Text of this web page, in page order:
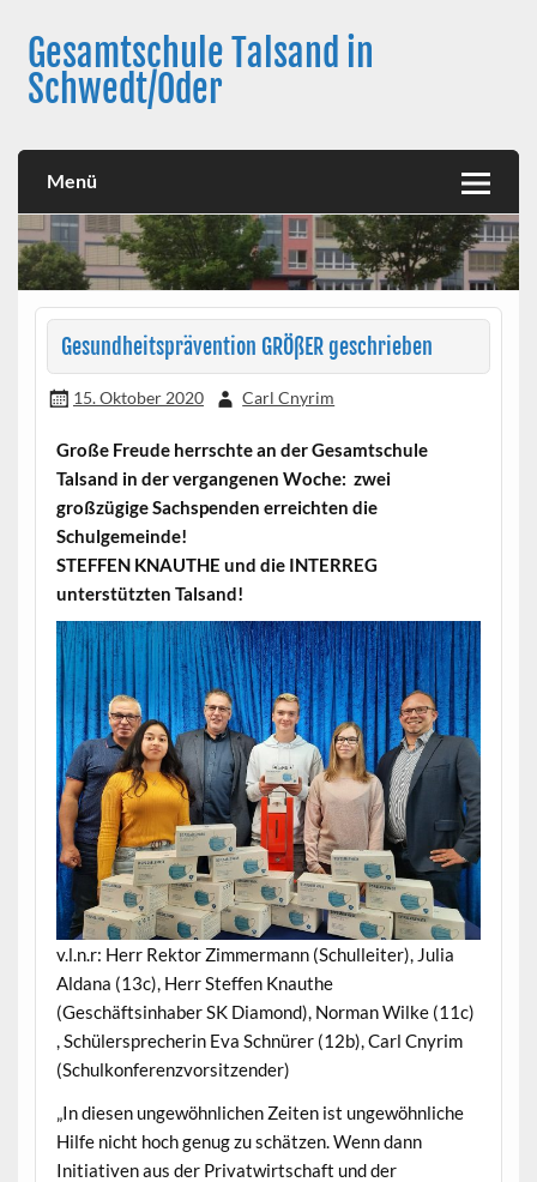
contentGesamtschule Talsand in
Schwedt/Oder
Menü
Gesundheitsprävention GRÖßER geschrieben
15. Oktober 2020 Carl Cnyrim
Große Freude herrschte an der Gesamtschule
Talsand in der vergangenen Woche: zwei
großzügige Sachspenden erreichten die
Schulgemeinde!
STEFFEN KNAUTHE und die INTERREG
unterstützten Talsand!
v.l.n.r: Herr Rektor Zimmermann (Schulleiter), Julia
Aldana (13c), Herr Steffen Knauthe
(Geschäftsinhaber SK Diamond), Norman Wilke (11c)
, Schülersprecherin Eva Schnürer (12b), Carl Cnyrim
(Schulkonferenzvorsitzender)
„In diesen ungewöhnlichen Zeiten ist ungewöhnliche
Hilfe nicht hoch genug zu schätzen. Wenn dann
Initiativen aus der Privatwirtschaft und der